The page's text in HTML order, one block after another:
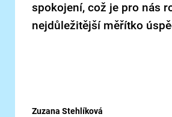
spokojení, což je pro nás
nejdůležitější měřítko
Zuzana Stehlíková